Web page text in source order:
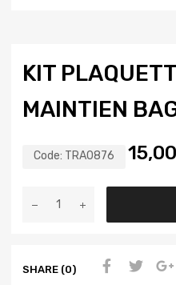
KIT
MAINTIEN
Code: TRA0876 15,00
SHARE (0)